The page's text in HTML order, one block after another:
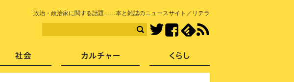
政治・政治家に関する話題……本と雑誌のニュースサイト／リテラ
TwitterFacebook
ャンダル 社会